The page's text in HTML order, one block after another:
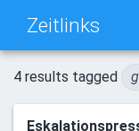
Zeitlinks
TAG
4 results tagged